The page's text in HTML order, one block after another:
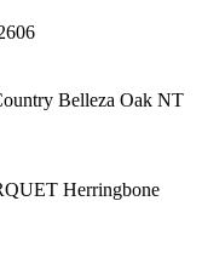
Belleza Oak NT
Herringbone